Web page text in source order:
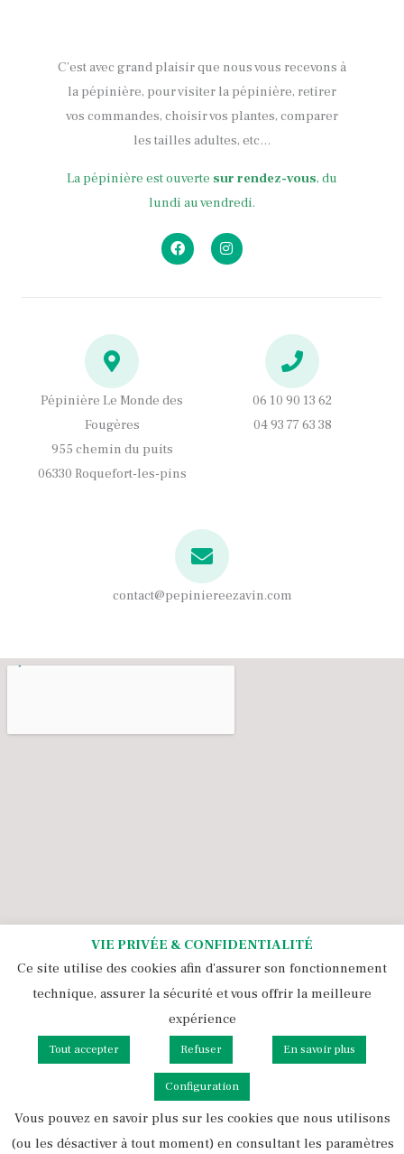
C’est avec grand plaisir que nous vous recevons à
la pépinière, pour visiter la pépinière, retirer
vos commandes, choisir vos plantes, comparer
les tailles adultes, etc…
La pépinière est ouverte sur rendez-vous, du
lundi au vendredi.
F
a
c
I
n
s
Pépinière Le Monde des
Fougères
955 chemin du puits
06330 Roquefort-les-pins
06 10 90 13 62
04 93 77 63 38
contact@pepiniereezavin.com
Tous droits réservés 2021 - 2026 Pépinière Ezavin
Politique de cookies et rgpd
Mentions légales & CGU
CGV
VIE PRIVÉE & CONFIDENTIALITÉ
Ce site utilise des cookies afin d'assurer son fonctionnement
technique, assurer la sécurité et vous offrir la meilleure
expérience
Tout accepter Refuser En savoir plus
Configuration
Vous pouvez en savoir plus sur les cookies que nous utilisons
(ou les désactiver à tout moment) en consultant les paramètres